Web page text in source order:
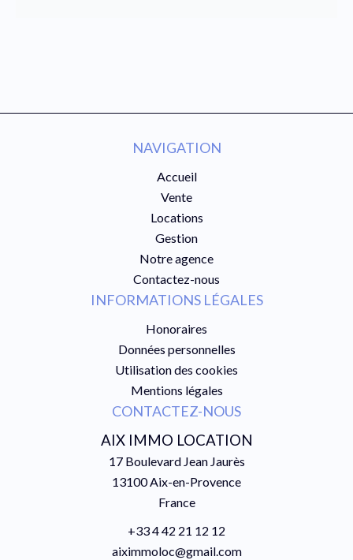
NAVIGATION
Accueil
Vente
Locations
Gestion
Notre agence
Contactez-nous
INFORMATIONS LÉGALES
Honoraires
Données personnelles
Utilisation des cookies
Mentions légales
CONTACTEZ-NOUS
AIX IMMO LOCATION
17 Boulevard Jean Jaurès
13100Aix-en-Provence
France
+33 4 42 21 12 12
aiximmoloc@gmail.com